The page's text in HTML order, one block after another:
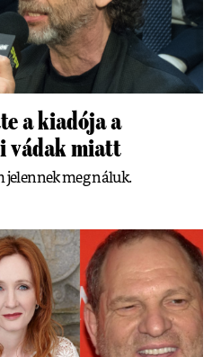
a kiadója a
vádak miatt
jelennek meg náluk.